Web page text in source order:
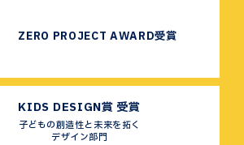
ZERO PROJECT AWARD受賞
KIDS DESIGN賞 受賞
子どもの創造性と未来を拓く
デザイン部門